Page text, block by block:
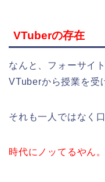
VTuberの存在
なんと、フォーサイ
VTuberから授業を受
それも一人ではなく
時代にノッてるやん。